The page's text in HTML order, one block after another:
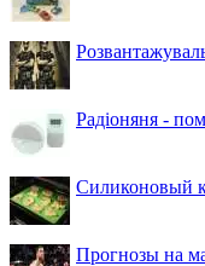
Радіоняня -
Силиконовый
Прогнозы на